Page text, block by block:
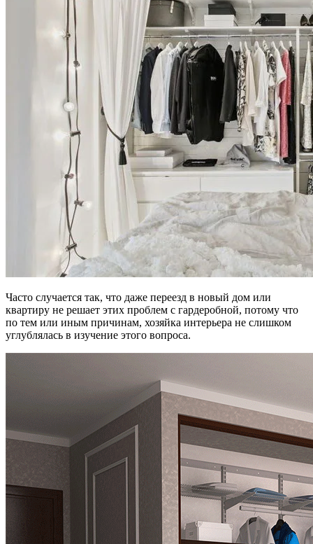
Часто случается так, что даже переезд в новый дом или
квартиру не решает этих проблем с гардеробной, потому что
по тем или иным причинам, хозяйка интерьера не слишком
углублялась в изучение этого вопроса.